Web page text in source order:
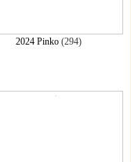
2024 Pinko (294)